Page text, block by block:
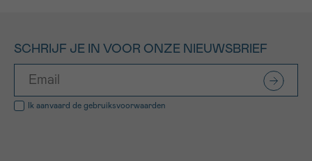
SCHRIJF JE IN VOOR ONZE NIEUWSBRIEF
Ik aanvaard de gebruiksvoorwaarden